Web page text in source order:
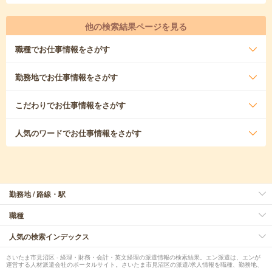
他の検索結果ページを見る
職種でお仕事情報をさがす
勤務地でお仕事情報をさがす
こだわりでお仕事情報をさがす
人気のワードでお仕事情報をさがす
勤務地 / 路線・駅
職種
人気の検索インデックス
さいたま市見沼区 - 経理・財務・会計・英文経理の派遣情報の検索結果。エン派遣は、エンが
運営する人材派遣会社のポータルサイト。さいたま市見沼区の派遣/求人情報を職種、勤務地、